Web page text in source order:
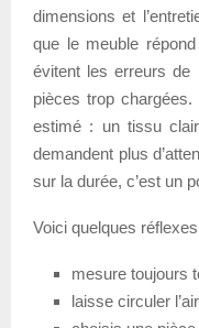
dimensions et
que le meuble
évitent les erreurs de
pièces trop chargées.
estimé : un tissu
demandent plus
sur la durée, c’est un
Voici quelques
mesure toujours
laisse circuler